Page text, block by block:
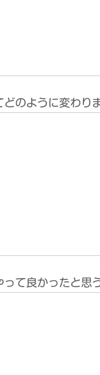
のように変わり
て良かったと思